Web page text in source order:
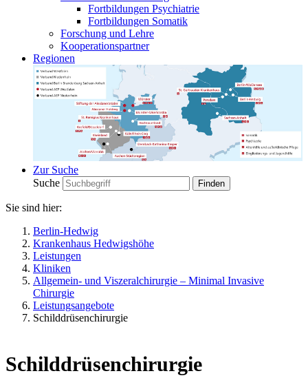
Fortbildungen Psychiatrie
Fortbildungen Somatik
Forschung und Lehre
Kooperationspartner
Regionen
Zur Suche
Suche
Sie sind hier:
Berlin-Hedwig
Krankenhaus Hedwigshöhe
Leistungen
Kliniken
Allgemein- und Viszeralchirurgie – Minimal Invasive
Chirurgie
Leistungsangebote
Schilddrüsenchirurgie
Schilddrüsenchirurgie